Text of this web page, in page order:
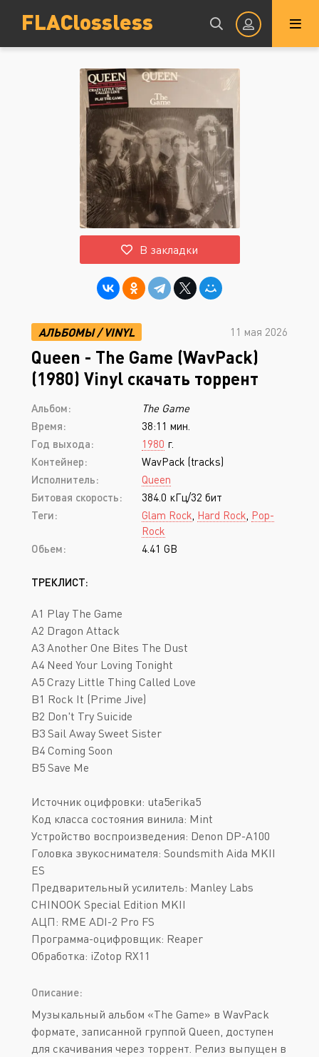
FLAClossless
Авторизация
Запомнить
ВОЙТИ НА САЙТ
Восстановить пароль
Или войти через
В закладки
АЛЬБОМЫ/VINYL 11 мая 2026
Queen - The Game (WavPack)
(1980) Vinyl скачать торрент
Альбом:
The Game
Время:
38:11 мин.
Год выхода:
1980 г.
Контейнер:
WavPack (tracks)
Исполнитель:
Queen
Битовая скорость:
384.0 кГц/32 бит
Теги:
Glam Rock Hard Rock Pop-
Rock
Обьем:
4.41 GB
ТРЕКЛИСТ:
A1 Play The Game
A2 Dragon Attack
A3 Another One Bites The Dust
A4 Need Your Loving Tonight
A5 Crazy Little Thing Called Love
B1 Rock It (Prime Jive)
B2 Don't Try Suicide
B3 Sail Away Sweet Sister
B4 Coming Soon
B5 Save Me
Источник оцифровки: uta5erika5
Код класса состояния винила: Mint
Устройство воспроизведения: Denon DP-A100
Головка звукоснимателя: Soundsmith Aida MKII
ES
Предварительный усилитель: Manley Labs
CHINOOK Special Edition MKII
АЦП: RME ADI-2 Pro FS
Программа-оцифровщик: Reaper
Обработка: iZotop RX11
Описание:
Музыкальный альбом «The Game» в WavPack
формате, записанной группой Queen, доступен
для скачивания через торрент. Релиз выпущен в